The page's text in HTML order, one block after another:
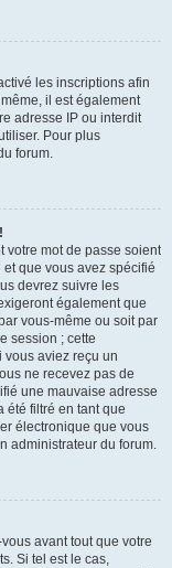
les inscriptions afin
il est également
adresse IP ou interdit
Pour plus
forum.
votre mot de passe soient
que vous avez spécifié
devrez suivre les
également que
vous-même ou soit par
session ; cette
vous aviez reçu un
ne recevez pas de
une mauvaise adresse
été filtré en tant que
électronique que vous
administrateur du forum.
avant tout que votre
Si tel est le cas,